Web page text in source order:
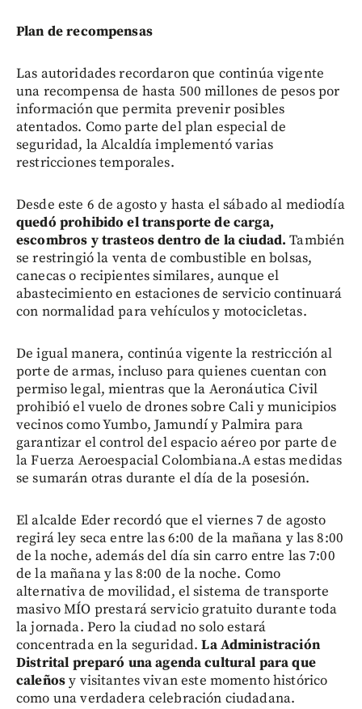
Plan de recompensas
Las autoridades recordaron que continúa vigente
una recompensa de hasta 500 millones de pesos por
información que permita prevenir posibles
atentados. Como parte del plan especial de
seguridad, la Alcaldía implementó varias
restricciones temporales.
Desde este 6 de agosto y hasta el sábado al mediodía
quedó prohibido el transporte de carga,
escombros y trasteos dentro de la ciudad. También
se restringió la venta de combustible en bolsas,
canecas o recipientes similares, aunque el
abastecimiento en estaciones de servicio continuará
con normalidad para vehículos y motocicletas.
De igual manera, continúa vigente la restricción al
porte de armas, incluso para quienes cuentan con
permiso legal, mientras que la Aeronáutica Civil
prohibió el vuelo de drones sobre Cali y municipios
vecinos como Yumbo, Jamundí y Palmira para
garantizar el control del espacio aéreo por parte de
la Fuerza Aeroespacial Colombiana.A estas medidas
se sumarán otras durante el día de la posesión.
El alcalde Eder recordó que el viernes 7 de agosto
regirá ley seca entre las 6:00 de la mañana y las 8:00
de la noche, además del día sin carro entre las 7:00
de la mañana y las 8:00 de la noche. Como
alternativa de movilidad, el sistema de transporte
masivo MÍO prestará servicio gratuito durante toda
la jornada. Pero la ciudad no solo estará
concentrada en la seguridad.La Administración
Distrital preparó una agenda cultural para que
caleñosy visitantes vivan este momento histórico
como una verdadera celebración ciudadana.